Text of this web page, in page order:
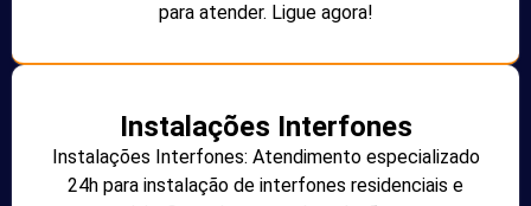
para atender. Ligue agora!
Instalações Interfones
Instalações Interfones: Atendimento especializado
24h para instalação de interfones residenciais e